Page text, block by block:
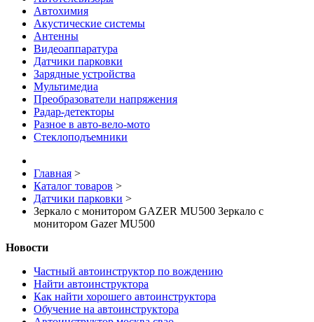
Автохимия
Акустические системы
Антенны
Видеоаппаратура
Датчики парковки
Зарядные устройства
Мультимедиа
Преобразователи напряжения
Радар-детекторы
Разное в авто-вело-мото
Стеклоподъемники
Главная >
Каталог товаров >
Датчики парковки >
Зеркало с монитором GAZER MU500 Зеркало с
монитором Gazer MU500
Новости
Частный автоинструктор по вождению
Найти автоинструктора
Как найти хорошего автоинструктора
Обучение на автоинструктора